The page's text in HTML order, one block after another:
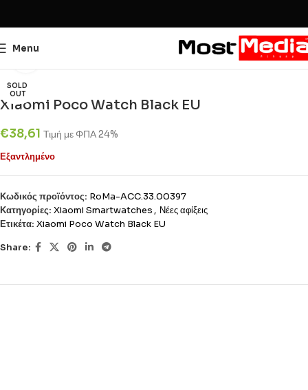
Menu
SOLD
OUT
Xiaomi Poco Watch Black EU
€38,61 Τιμή με ΦΠΑ 24%
Εξαντλημένο
Κωδικός προϊόντος: RoMa-ACC.33.00397
Κατηγορίες: Xiaomi Smartwatches , Νέες αφίξεις
Ετικέτα: Xiaomi Poco Watch Black EU
Share: